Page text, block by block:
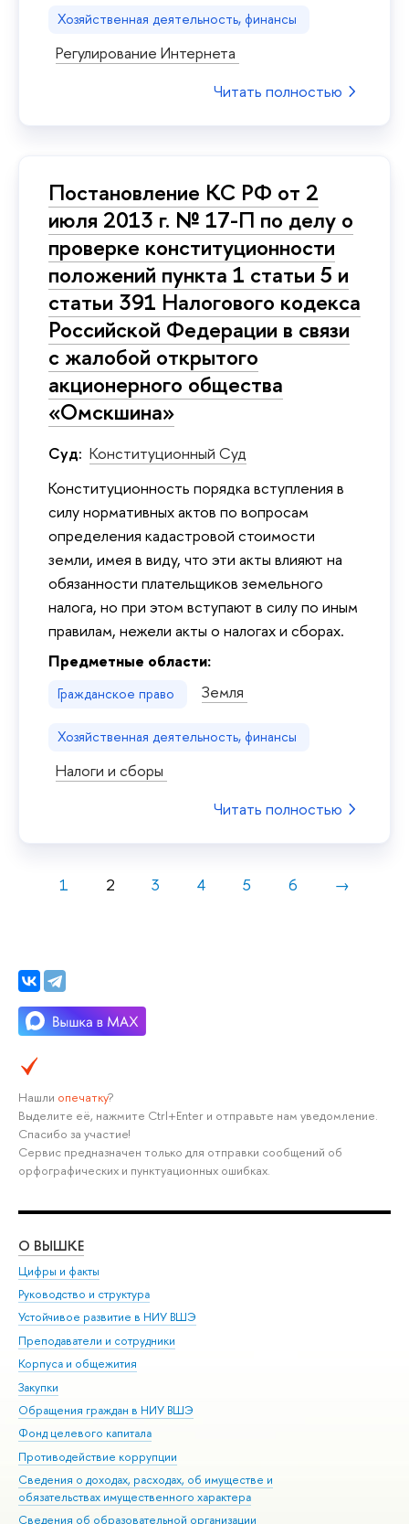
Хозяйственная деятельность, финансы
Регулирование Интернета
Читать полностью
Постановление КС РФ от 2
июля 2013 г. № 17-П по делу о
проверке конституционности
положений пункта 1 статьи 5 и
статьи 391 Налогового кодекса
Российской Федерации в связи
с жалобой открытого
акционерного общества
«Омскшина»
Суд: Конституционный Суд
Конституционность порядка вступления в
силу нормативных актов по вопросам
определения кадастровой стоимости
земли, имея в виду, что эти акты влияют на
обязанности плательщиков земельного
налога, но при этом вступают в силу по иным
правилам, нежели акты о налогах и сборах.
Предметные области:
Гражданское право Земля
Хозяйственная деятельность, финансы
Налоги и сборы
Читать полностью
1 2 3 4 5 6 →
Нашли опечатку?
Выделите её, нажмите Ctrl+Enter и отправьте нам уведомление.
Спасибо за участие!
Сервис предназначен только для отправки сообщений об
орфографических и пунктуационных ошибках.
О ВЫШКЕ
Цифры и факты
Руководство и структура
Устойчивое развитие в НИУ ВШЭ
Преподаватели и сотрудники
Корпуса и общежития
Закупки
Обращения граждан в НИУ ВШЭ
Фонд целевого капитала
Противодействие коррупции
Сведения о доходах, расходах, об имуществе и
обязательствах имущественного характера
Сведения об образовательной организации